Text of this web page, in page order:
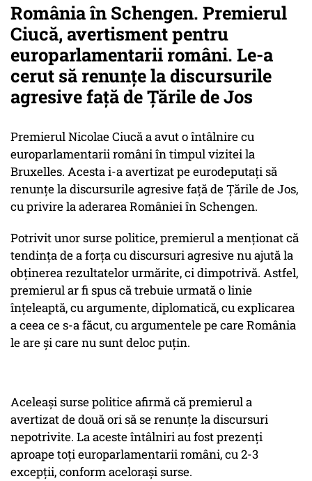
România în Schengen. Premierul
Ciucă, avertisment pentru
europarlamentarii români. Le-a
cerut să renunţe la discursurile
agresive faţă de Ţările de Jos
Premierul Nicolae Ciucă a avut o întâlnire cu
europarlamentarii români în timpul vizitei la
Bruxelles. Acesta i-a avertizat pe eurodeputaţi să
renunţe la discursurile agresive faţă de Ţările de Jos,
cu privire la aderarea României în Schengen.
Potrivit unor surse politice, premierul a menţionat că
tendinţa de a forţa cu discursuri agresive nu ajută la
obţinerea rezultatelor urmărite, ci dimpotrivă. Astfel,
premierul ar fi spus că trebuie urmată o linie
înţeleaptă, cu argumente, diplomatică, cu explicarea
a ceea ce s-a făcut, cu argumentele pe care România
le are şi care nu sunt deloc puţin.
Aceleaşi surse politice afirmă că premierul a
avertizat de două ori să se renunţe la discursuri
nepotrivite. La aceste întâlniri au fost prezenţi
aproape toţi europarlamentarii români, cu 2-3
excepţii, conform aceloraşi surse.